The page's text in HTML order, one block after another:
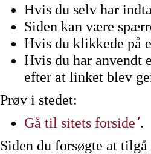
Hvis du selv har
Siden kan være
Hvis du klikkede på
Hvis du har anvendt
efter at linket blev
Prøv i stedet:
Gå til sitets forside .
Siden du forsøgte at tilgå